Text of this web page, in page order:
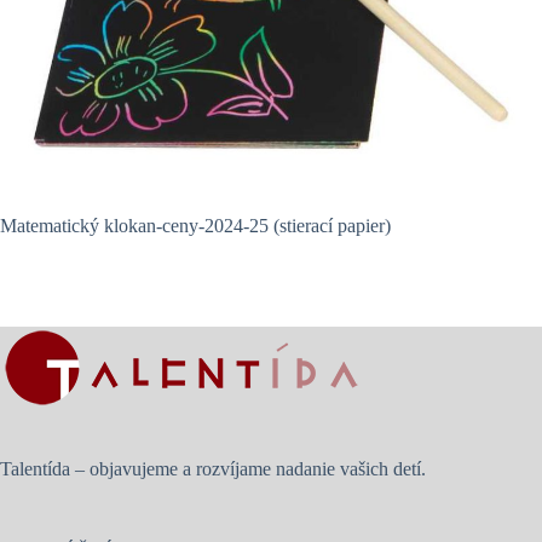
Matematický klokan-ceny-2024-25 (stierací papier)
Talentída – objavujeme a rozvíjame nadanie vašich detí.